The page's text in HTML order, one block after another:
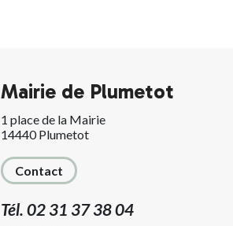
Mairie de Plumetot
1 place de la Mairie
14440 Plumetot
Contact
Tél. 02 31 37 38 04